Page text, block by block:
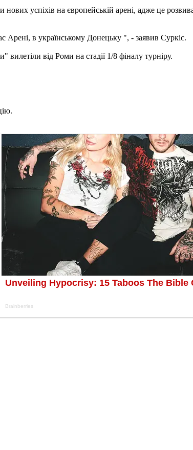
успіхів на європейській арені, адже це
Арені, в українському Донецьку ", - заявив Суркіс.
від Роми на стадії 1/8 фіналу турніру.